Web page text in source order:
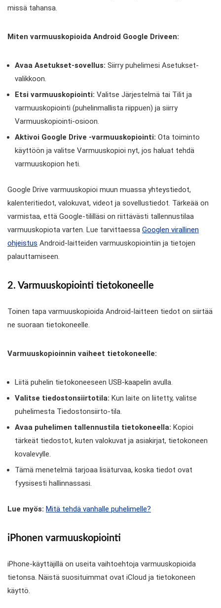
missä tahansa.
Miten varmuuskopioida Android Google Driveen:
Avaa Asetukset-sovellus: Siirry puhelimesi Asetukset-
valikkoon.
Etsi varmuuskopiointi: Valitse Järjestelmä tai Tilit ja
varmuuskopiointi (puhelinmallista riippuen) ja siirry
Varmuuskopiointi-osioon.
Aktivoi Google Drive -varmuuskopiointi: Ota toiminto
käyttöön ja valitse Varmuuskopioi nyt, jos haluat tehdä
varmuuskopion heti.
Google Drive varmuuskopioi muun muassa yhteystiedot,
kalenteritiedot, valokuvat, videot ja sovellustiedot. Tärkeää on
varmistaa, että Google-tililläsi on riittävästi tallennustilaa
varmuuskopiota varten. Lue tarvittaessa Googlen virallinen
ohjeistus Android-laitteiden varmuuskopiointiin ja tietojen
palauttamiseen.
2. Varmuuskopiointi tietokoneelle
Toinen tapa varmuuskopioida Android-laitteen tiedot on siirtää
ne suoraan tietokoneelle.
Varmuuskopioinnin vaiheet tietokoneelle:
Liitä puhelin tietokoneeseen USB-kaapelin avulla.
Valitse tiedostonsiirtotila: Kun laite on liitetty, valitse
puhelimesta Tiedostonsiirto-tila.
Avaa puhelimen tallennustila tietokoneella: Kopioi
tärkeät tiedostot, kuten valokuvat ja asiakirjat, tietokoneen
kovalevylle.
Tämä menetelmä tarjoaa lisäturvaa, koska tiedot ovat
fyysisesti hallinnassasi.
Lue myös: Mitä tehdä vanhalle puhelimelle?
iPhonen varmuuskopiointi
iPhone-käyttäjillä on useita vaihtoehtoja varmuuskopioida
tietonsa. Näistä suosituimmat ovat iCloud ja tietokoneen
käyttö.